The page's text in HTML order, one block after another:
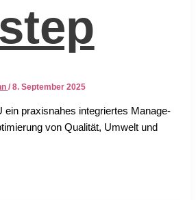
/ 8. September 2025
ein pra­xis­na­hes inte­grier­tes Manage­
von Qua­li­tät, Umwelt und